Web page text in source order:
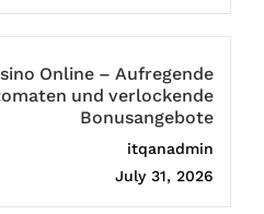
Online – Aufregende
und verlockende
Bonusangebote
itqanadmin
July 31, 2026